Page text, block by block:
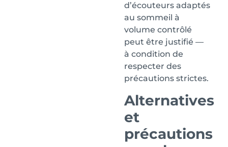
d’écouteurs adaptés
au sommeil à
volume contrôlé
peut être justifié —
à condition de
respecter des
précautions strictes.
Alternatives
et
précautions